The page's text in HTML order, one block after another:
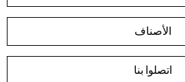
الأصناف
اتصلوا بنا